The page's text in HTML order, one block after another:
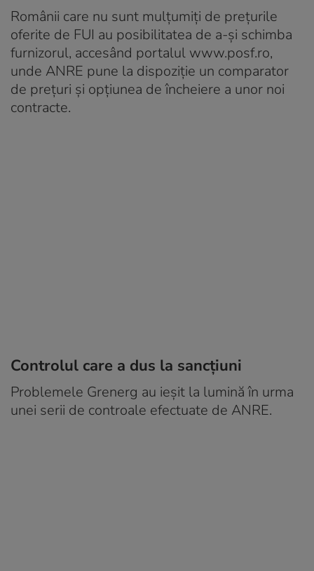
Românii care nu sunt mulţumiţi de preţurile
oferite de FUI au posibilitatea de a-şi schimba
furnizorul, accesând portalul www.posf.ro,
unde ANRE pune la dispoziţie un comparator
de preţuri şi opţiunea de încheiere a unor noi
contracte.
Controlul care a dus la sancţiuni
Problemele Grenerg au ieşit la lumină în urma
unei serii de controale efectuate de ANRE.